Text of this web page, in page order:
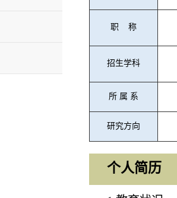
职 称
招生学科
所 属 系
研究方向
个人简历